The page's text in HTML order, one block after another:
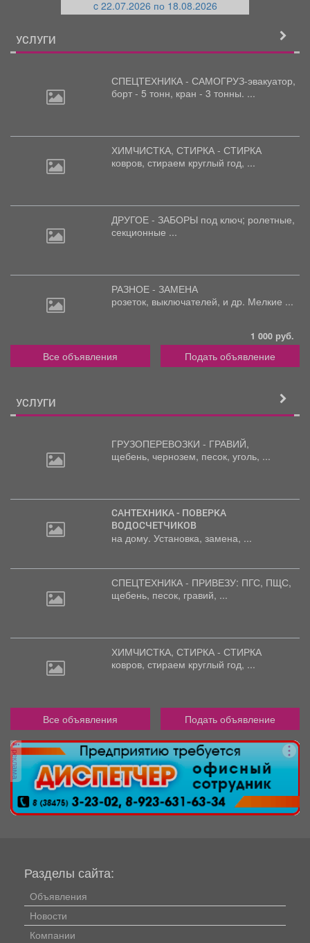
c 22.07.2026 по 18.08.2026
УСЛУГИ
СПЕЦТЕХНИКА - САМОГРУЗ-эвакуатор,
борт - 5 тонн, кран - 3 тонны. ...
ХИМЧИСТКА, СТИРКА - СТИРКА
ковров, стираем круглый год, ...
ДРУГОЕ - ЗАБОРЫ под ключ; ролетные,
секционные ...
РАЗНОЕ - ЗАМЕНА
розеток, выключателей, и др. Мелкие ...
1 000 руб.
Все объявления Подать объявление
УСЛУГИ
ГРУЗОПЕРЕВОЗКИ - ГРАВИЙ,
щебень, чернозем, песок, уголь, ...
САНТЕХНИКА - ПОВЕРКА
ВОДОСЧЕТЧИКОВ
на дому. Установка, замена, ...
СПЕЦТЕХНИКА - ПРИВЕЗУ: ПГС, ПЩС,
щебень, песок, гравий, ...
ХИМЧИСТКА, СТИРКА - СТИРКА
ковров, стираем круглый год, ...
Все объявления Подать объявление
реклама
Разделы сайта:
Объявления
Новости
Компании